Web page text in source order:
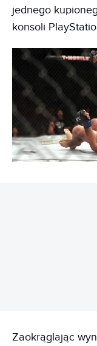
jednego
konsoli
Zaokrąglając